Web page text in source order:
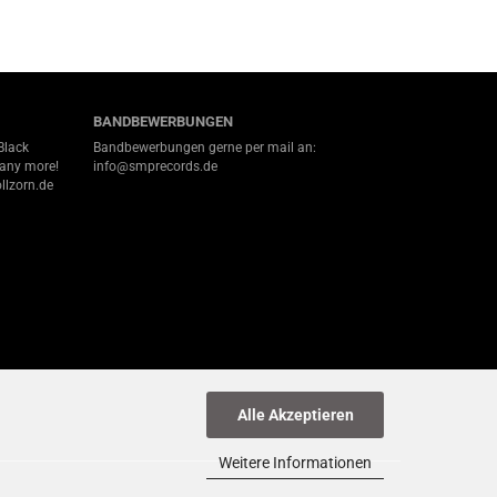
Alle Akzeptieren
Weitere Informationen
more!
BANDBEWERBUNGEN
Bandbewerbungen gerne per mail an:
info@smprecords.de